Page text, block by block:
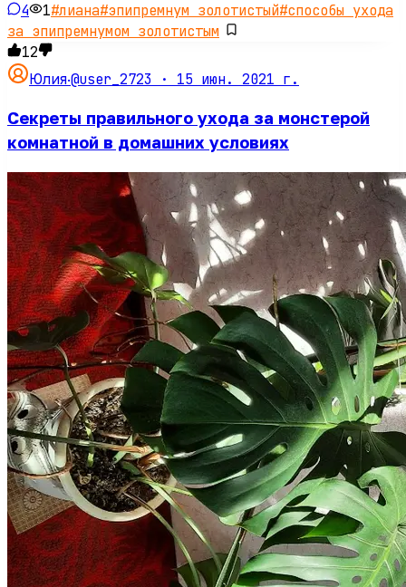
4 1#лиана#эпипремнум золотистый#способы ухода
за эпипремнумом золотистым
12
Юлия·@user_2723 · 15 июн. 2021 г.
Секреты правильного ухода за монстерой
комнатной в домашних условиях